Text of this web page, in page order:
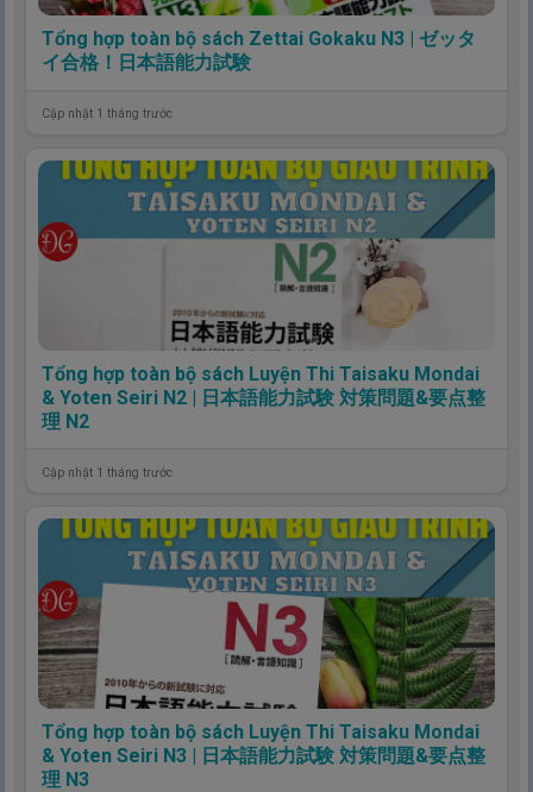
Tổng hợp toàn bộ sách Zettai Gokaku N3 | ゼッタ
イ合格！日本語能力試験
Cập nhật 1 tháng trước
Tổng hợp toàn bộ sách Luyện Thi Taisaku Mondai
& Yoten Seiri N2 | 日本語能力試験 対策問題&要点整
理 N2
Cập nhật 1 tháng trước
Tổng hợp toàn bộ sách Luyện Thi Taisaku Mondai
& Yoten Seiri N3 | 日本語能力試験 対策問題&要点整
理 N3